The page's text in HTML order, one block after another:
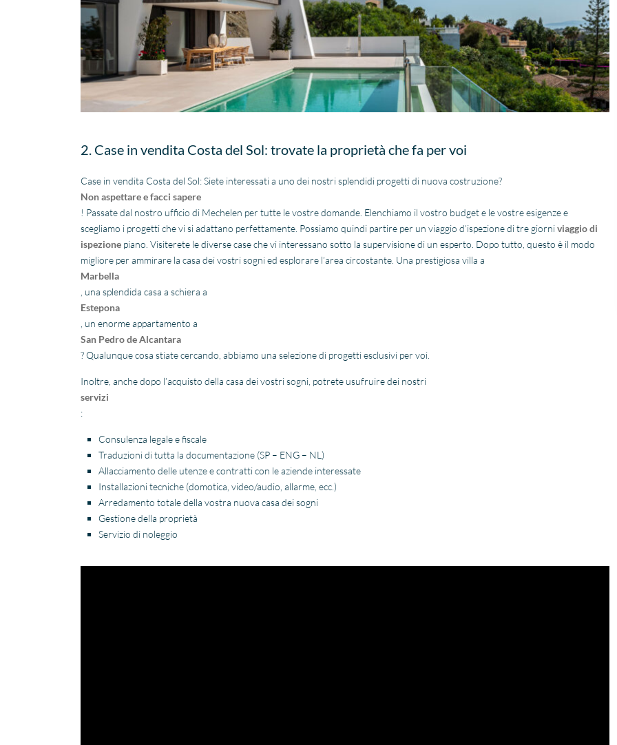
2. Case in vendita Costa del Sol: trovate la proprietà che fa per voi
Case in vendita Costa del Sol: Siete interessati a uno dei nostri splendidi progetti di nuova costruzione?
Non aspettare e facci sapere
! Passate dal nostro ufficio di Mechelen per tutte le vostre domande. Elenchiamo il vostro budget e le vostre esigenze e
scegliamo i progetti che vi si adattano perfettamente. Possiamo quindi partire per un viaggio d’ispezione di tre giorniviaggio di
ispezione piano. Visiterete le diverse case che vi interessano sotto la supervisione di un esperto. Dopo tutto, questo è il modo
migliore per ammirare la casa dei vostri sogni ed esplorare l’area circostante. Una prestigiosa villa a
Marbella
, una splendida casa a schiera a
Estepona
, un enorme appartamento a
San Pedro de Alcantara
? Qualunque cosa stiate cercando, abbiamo una selezione di progetti esclusivi per voi.
Inoltre, anche dopo l’acquisto della casa dei vostri sogni, potrete usufruire dei nostri
servizi
:
Consulenza legale e fiscale
Traduzioni di tutta la documentazione (SP – ENG – NL)
Allacciamento delle utenze e contratti con le aziende interessate
Installazioni tecniche (domotica, video/audio, allarme, ecc.)
Arredamento totaledella vostra nuova casa dei sogni
Gestione della proprietà
Servizio di noleggio